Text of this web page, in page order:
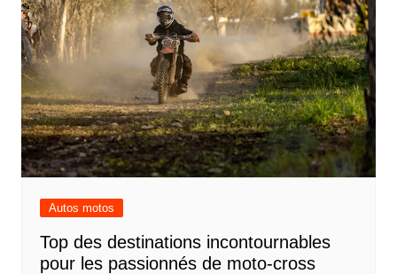
Autos motos
Top des destinations incontournables
pour les passionnés de moto-cross